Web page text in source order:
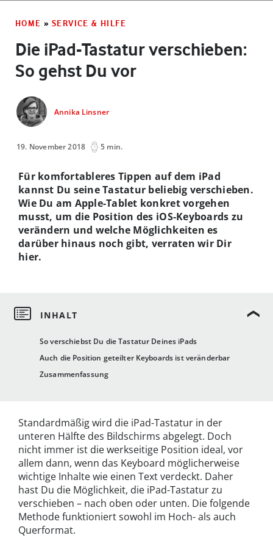
HOME » SERVICE & HILFE
Die iPad-Tastatur verschieben:
So gehst Du vor
Annika Linsner
19. November 2018 5 min.
So verschiebst Du die Tastatur Deines iPads
Auch die Position geteilter Keyboards ist veränderbar
Zusammenfassung
Für komfortableres Tippen auf dem iPad
kannst Du seine Tastatur beliebig verschieben.
Wie Du am Apple-Tablet konkret vorgehen
musst, um die Position des iOS-Keyboards zu
verändern und welche Möglichkeiten es
darüber hinaus noch gibt, verraten wir Dir
hier.
Standardmäßig wird die iPad-Tastatur in der
unteren Hälfte des Bildschirms abgelegt. Doch
nicht immer ist die werkseitige Position ideal, vor
allem dann, wenn das Keyboard möglicherweise
wichtige Inhalte wie einen Text verdeckt. Daher
hast Du die Möglichkeit, die iPad-Tastatur zu
verschieben – nach oben oder unten. Die folgende
Methode funktioniert sowohl im Hoch- als auch
Querformat.